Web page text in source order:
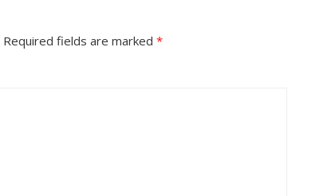
Required fields are marked *